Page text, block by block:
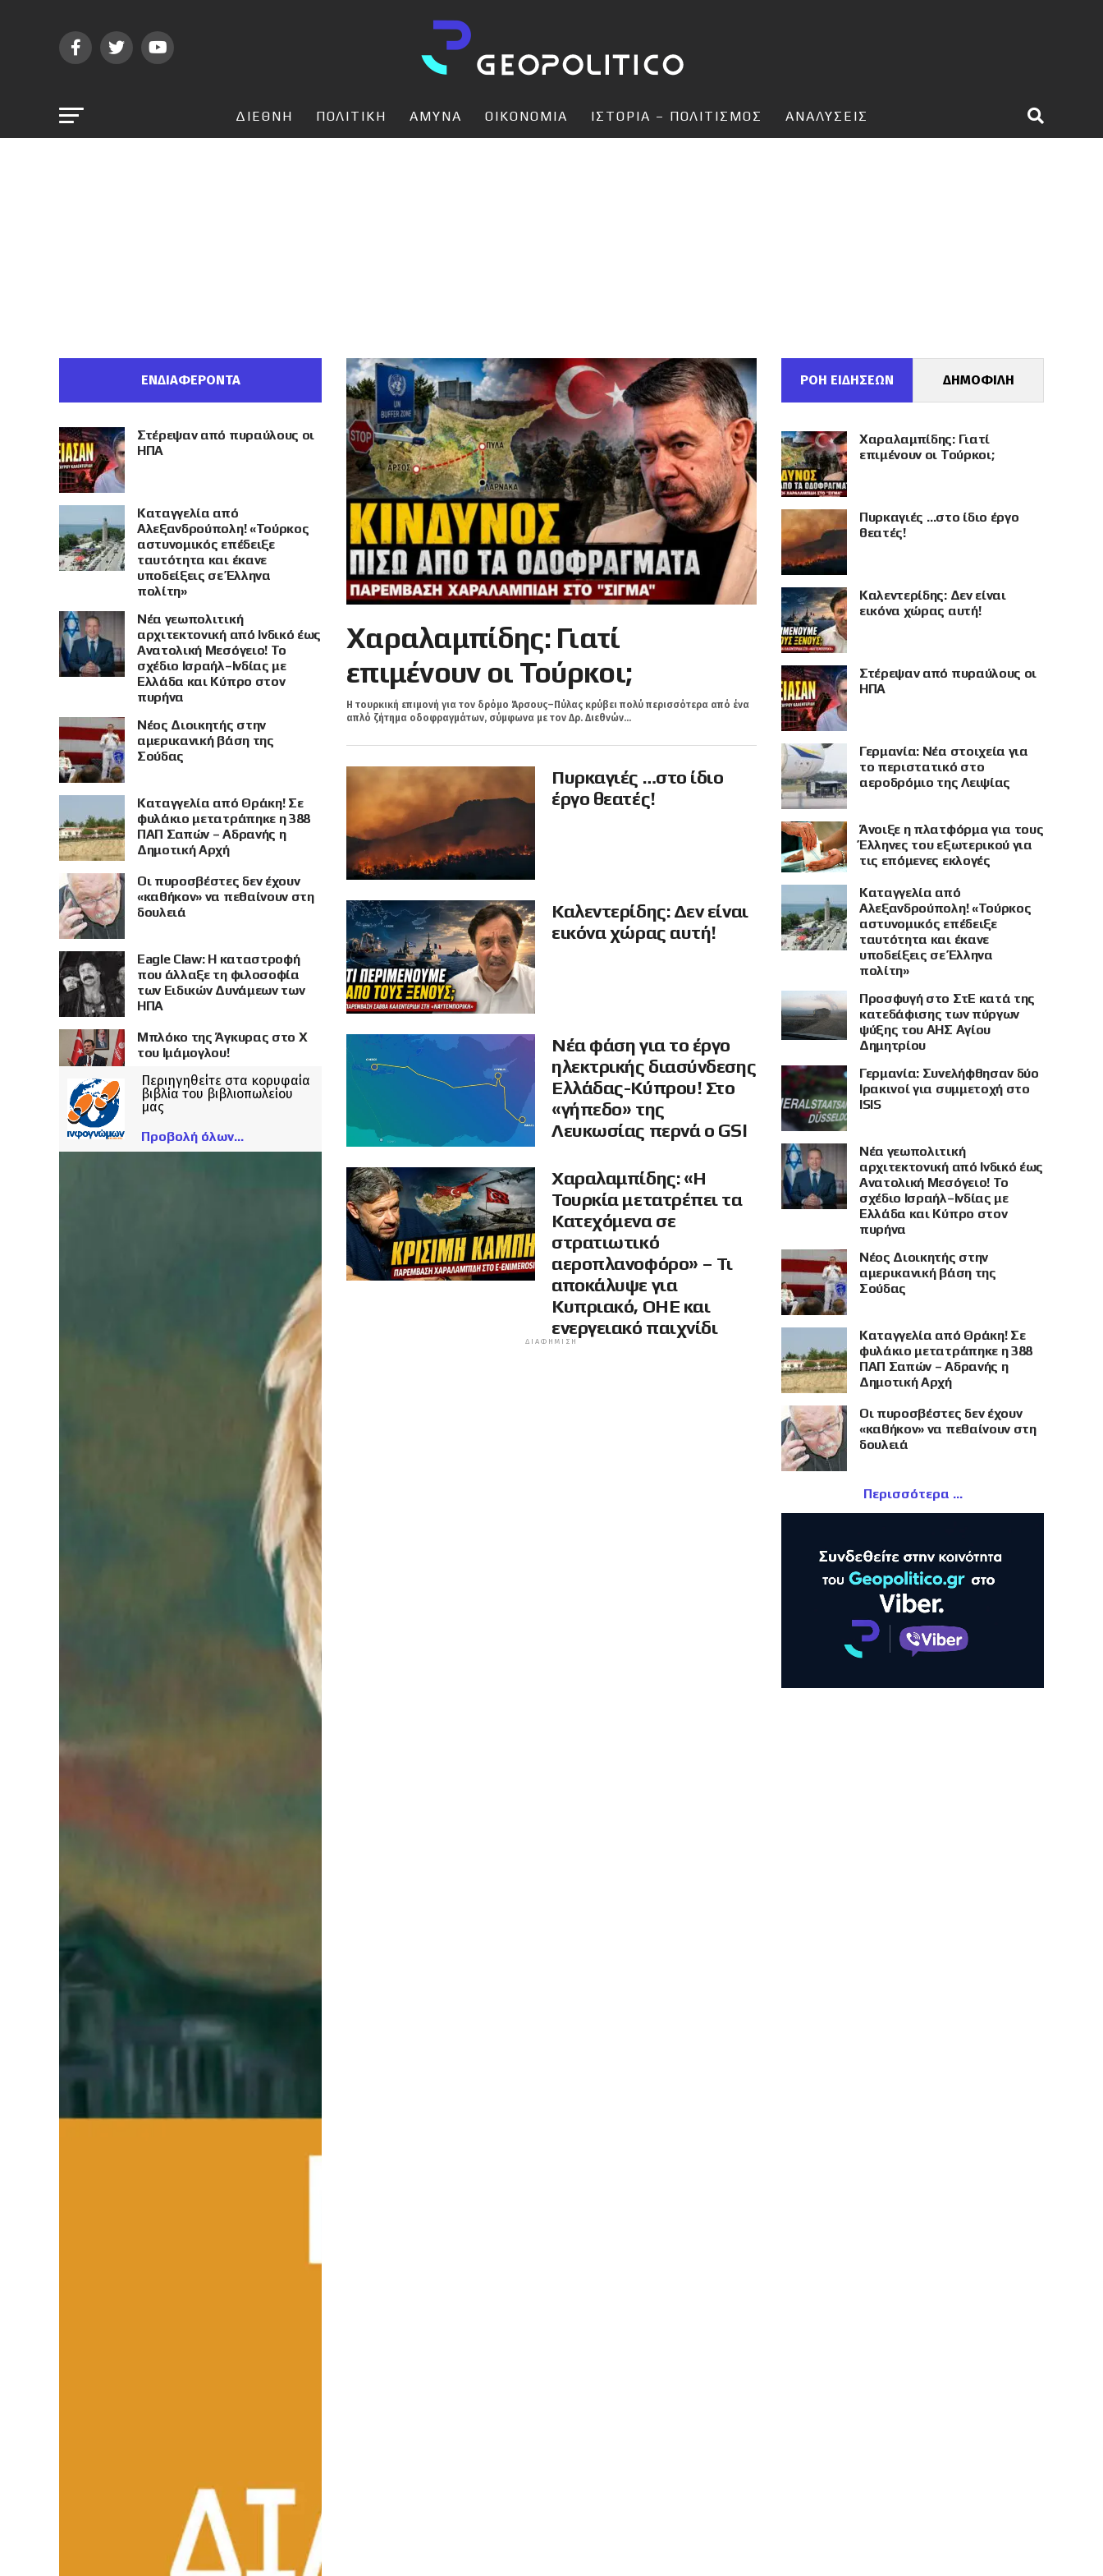
ΔΙΕΘΝΗ ΠΟΛΙΤΙΚΗ ΑΜΥΝΑ ΟΙΚΟΝΟΜΙΑ ΙΣΤΟΡΙΑ – ΠΟΛΙΤΙΣΜΟΣ ΑΝΑΛΥΣΕΙΣ
Χαραλαμπίδης: Γιατί
επιμένουν οι Τούρκοι;
Η τουρκική επιμονή για τον δρόμο Άρσους–Πύλας κρύβει πολύ περισσότερα από ένα
απλό ζήτημα οδοφραγμάτων, σύμφωνα με τον Δρ. Διεθνών...
Πυρκαγιές …στο ίδιο
έργο θεατές!
Καλεντερίδης: Δεν είναι
εικόνα χώρας αυτή!
Νέα φάση για το έργο
ηλεκτρικής διασύνδεσης
Ελλάδας-Κύπρου! Στο
«γήπεδο» της
Λευκωσίας περνά ο GSI
Χαραλαμπίδης: «Η
Τουρκία μετατρέπει τα
Κατεχόμενα σε
στρατιωτικό
αεροπλανοφόρο» – Τι
αποκάλυψε για
Κυπριακό, ΟΗΕ και
ενεργειακό παιχνίδι
ΔΙΑΦΉΜΙΣΗ
ΕΝΔΙΑΦΕΡΟΝΤΑ
Στέρεψαν από πυραύλους οι
ΗΠΑ
Καταγγελία από
Αλεξανδρούπολη! «Τούρκος
αστυνομικός επέδειξε
ταυτότητα και έκανε
υποδείξεις σε Έλληνα
πολίτη»
Νέα γεωπολιτική
αρχιτεκτονική από Ινδικό έως
Ανατολική Μεσόγειο! Το
σχέδιο Ισραήλ–Ινδίας με
Ελλάδα και Κύπρο στον
πυρήνα
Νέος Διοικητής στην
αμερικανική βάση της
Σούδας
Καταγγελία από Θράκη! Σε
φυλάκιο μετατράπηκε η 388
ΠΑΠ Σαπών – Αδρανής η
Δημοτική Αρχή
Οι πυροσβέστες δεν έχουν
«καθήκον» να πεθαίνουν στη
δουλειά
Eagle Claw: Η καταστροφή
που άλλαξε τη φιλοσοφία
των Ειδικών Δυνάμεων των
ΗΠΑ
Μπλόκο της Άγκυρας στο X
του Ιμάμογλου!
Περιηγηθείτε στα κορυφαία
βιβλία του βιβλιοπωλείου
μας
Προβολή όλων
ΡΟΗ ΕΙΔΗΣΕΩΝ ΔΗΜΟΦΙΛΗ
Χαραλαμπίδης: Γιατί
επιμένουν οι Τούρκοι;
Πυρκαγιές …στο ίδιο έργο
θεατές!
Καλεντερίδης: Δεν είναι
εικόνα χώρας αυτή!
Στέρεψαν από πυραύλους οι
ΗΠΑ
Γερμανία: Νέα στοιχεία για
το περιστατικό στο
αεροδρόμιο της Λειψίας
Άνοιξε η πλατφόρμα για τους
Έλληνες του εξωτερικού για
τις επόμενες εκλογές
Καταγγελία από
Αλεξανδρούπολη! «Τούρκος
αστυνομικός επέδειξε
ταυτότητα και έκανε
υποδείξεις σε Έλληνα
πολίτη»
Προσφυγή στο ΣτΕ κατά της
κατεδάφισης των πύργων
ψύξης του ΑΗΣ Αγίου
Δημητρίου
Γερμανία: Συνελήφθησαν δύο
Ιρακινοί για συμμετοχή στο
ISIS
Νέα γεωπολιτική
αρχιτεκτονική από Ινδικό έως
Ανατολική Μεσόγειο! Το
σχέδιο Ισραήλ–Ινδίας με
Ελλάδα και Κύπρο στον
πυρήνα
Νέος Διοικητής στην
αμερικανική βάση της
Σούδας
Καταγγελία από Θράκη! Σε
φυλάκιο μετατράπηκε η 388
ΠΑΠ Σαπών – Αδρανής η
Δημοτική Αρχή
Οι πυροσβέστες δεν έχουν
«καθήκον» να πεθαίνουν στη
δουλειά
Περισσότερα